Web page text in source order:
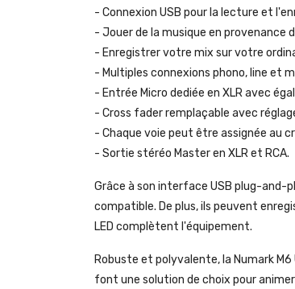
- Connexion USB pour la lecture et
- Jouer de la musique en provenance
- Enregistrer votre mix sur votre
- Multiples connexions phono, line et
- Entrée Micro dediée en XLR avec
- Cross fader remplaçable avec
- Chaque voie peut être assignée au
- Sortie stéréo Master en XLR et RCA.
Grâce à son interface USB plug-and-
compatible. De plus, ils peuvent
LED complètent l'équipement.
Robuste et polyvalente, la Numark
font une solution de choix pour